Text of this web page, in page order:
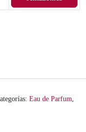
Eau de Parfum